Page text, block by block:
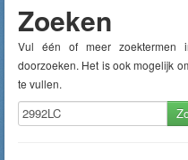
Zoeken
Vul één of meer zoektermen
doorzoeken. Het is ook mogelijk
te vullen.